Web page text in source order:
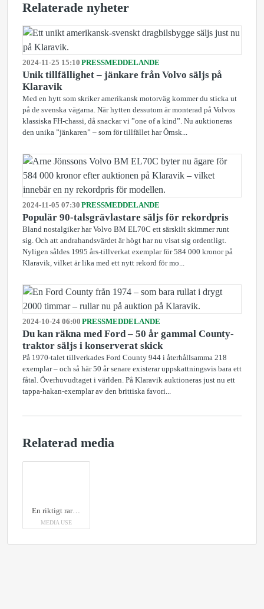
Relaterade nyheter
2024-11-25 15:10 PRESSMEDDELANDE
Unik tillfällighet – jänkare från Volvo säljs på
Klaravik
Med en hytt som skriker amerikansk motorväg kommer du sticka ut
på de svenska vägarna. När hytten dessutom är monterad på Volvos
klassiska FH-chassi, då snackar vi ”one of a kind”. Nu auktioneras
den unika ”jänkaren” – som för tillfället har Örnsk...
2024-11-05 07:30 PRESSMEDDELANDE
Populär 90-talsgrävlastare säljs för rekordpris
Bland nostalgiker har Volvo BM EL70C ett särskilt skimmer runt
sig. Och att andrahandsvärdet är högt har nu visat sig ordentligt.
Nyligen såldes 1995 års-tillverkat exemplar för 584 000 kronor på
Klaravik, vilket är lika med ett nytt rekord för mo...
2024-10-24 06:00 PRESSMEDDELANDE
Du kan räkna med Ford – 50 år gammal County-
traktor säljs i konserverat skick
På 1970-talet tillverkades Ford County 944 i återhållsamma 218
exemplar – och så här 50 år senare existerar uppskattningsvis bara ett
fåtal. Överhuvudtaget i världen. På Klaravik auktioneras just nu ett
tappa-hakan-exemplar av den brittiska favori...
Relaterad media
En riktigt raritet från Östblocket – nu säljs en Dutra DX110 på Klaravik.
MEDIA USE